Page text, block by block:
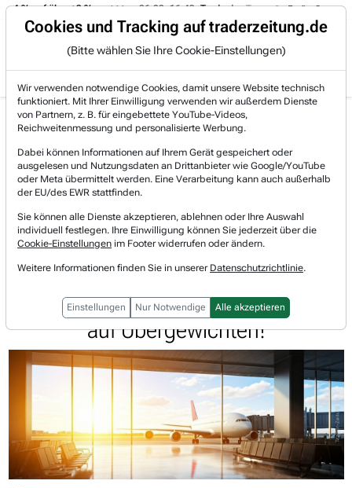
Trading-Room
% auf über +3 %. 06.08. 16:49 Trade des Tages 06.08.
Gratis Account Login
Jetzt registrieren und gratis Artikel lesen.
Bereits bei TraderFox registriert? Jetzt anmelden!
Home Börsen-Nachrichten
Trading-Room-Notizen
Fraport: Schließt 4-jährigen Deal mit den Airlin...
Fraport Watchlist
Fraport: Schließt 4-jährigen Deal
mit den Airlines und erhöht die
Flughafenentgelte. JPMorgan stuft
auf Übergewichten!
Cookies und Tracking auf traderzeitung.de
(Bitte wählen Sie Ihre Cookie-Einstellungen)
Wir verwenden notwendige Cookies, damit unsere Website technisch
funktioniert. Mit Ihrer Einwilligung verwenden wir außerdem Dienste
von Partnern, z. B. für eingebettete YouTube-Videos,
Reichweitenmessung und personalisierte Werbung.
Dabei können Informationen auf Ihrem Gerät gespeichert oder
ausgelesen und Nutzungsdaten an Drittanbieter wie Google/YouTube
oder Meta übermittelt werden. Eine Verarbeitung kann auch außerhalb
der EU/des EWR stattfinden.
Sie können alle Dienste akzeptieren, ablehnen oder Ihre Auswahl
individuell festlegen. Ihre Einwilligung können Sie jederzeit über die
Cookie-Einstellungen im Footer widerrufen oder ändern.
Weitere Informationen finden Sie in unserer Datenschutzrichtlinie.
Einstellungen Nur Notwendige Alle akzeptieren